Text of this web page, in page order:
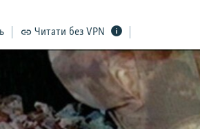
Читати без VPN